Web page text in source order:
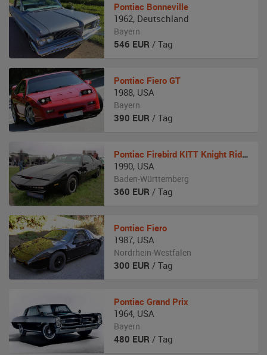
Pontiac Bonneville
1962, Deutschland
Bayern
546 EUR / Tag
Pontiac Fiero GT
1988, USA
Bayern
390 EUR / Tag
Pontiac Firebird KITT Knight Rider Umbau
1990, USA
Baden-Württemberg
360 EUR / Tag
Pontiac Fiero
1987, USA
Nordrhein-Westfalen
300 EUR / Tag
Pontiac Grand Prix
1964, USA
Bayern
480 EUR / Tag